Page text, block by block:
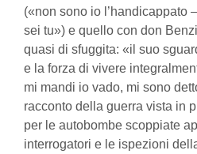
(«non sono io l’handicappato
sei tu») e quello con don
quasi di sfuggita: «il suo
e la forza di vivere
mi mandi io vado, mi sono
racconto della guerra vista in
per le autobombe scoppiate
interrogatori e le ispezioni